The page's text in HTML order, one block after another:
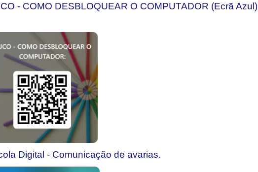
- COMO DESBLOQUEAR O COMPUTADOR (Ecrã Azul)
Digital - Comunicação de avarias.